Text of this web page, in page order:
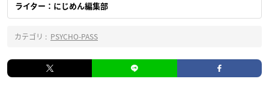
ライター：にじめん編集部
カテゴリ : PSYCHO-PASS